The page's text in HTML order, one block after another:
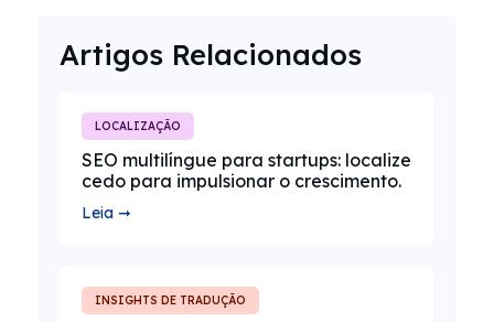
Artigos Relacionados
LOCALIZAÇÃO
SEO multilíngue para startups: localize
cedo para impulsionar o crescimento.
Leia ➞
INSIGHTS DE TRADUÇÃO